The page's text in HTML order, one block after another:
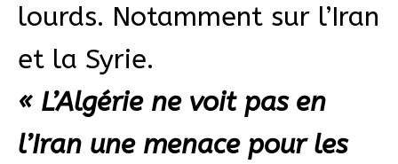
lourds. Notamment sur l’Iran
et la Syrie.
« L’Algérie ne voit pas en
l’Iran une menace pour les